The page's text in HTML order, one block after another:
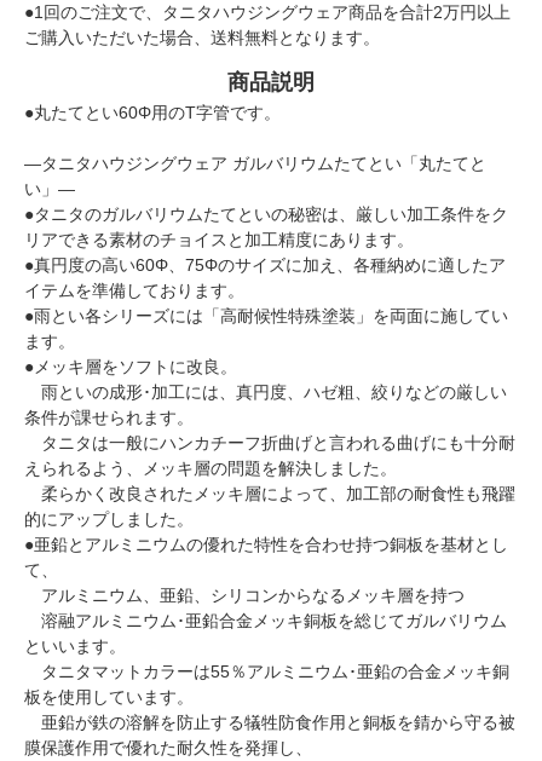
●1回のご注文で、タニタハウジングウェア商品を合計2万円以上
ご購入いただいた場合、送料無料となります。
商品説明
●丸たてとい60Φ用のT字管です。
―タニタハウジングウェア ガルバリウムたてとい「丸たてと
い」―
●タニタのガルバリウムたてといの秘密は、厳しい加工条件をク
リアできる素材のチョイスと加工精度にあります。
●真円度の高い60Φ、75Φのサイズに加え、各種納めに適したア
イテムを準備しております。
●雨とい各シリーズには「高耐候性特殊塗装」を両面に施してい
ます。
●メッキ層をソフトに改良。
雨といの成形･加工には、真円度、ハゼ粗、絞りなどの厳しい
条件が課せられます。
タニタは一般にハンカチーフ折曲げと言われる曲げにも十分耐
えられるよう、メッキ層の問題を解決しました。
柔らかく改良されたメッキ層によって、加工部の耐食性も飛躍
的にアップしました。
●亜鉛とアルミニウムの優れた特性を合わせ持つ銅板を基材とし
て、
アルミニウム、亜鉛、シリコンからなるメッキ層を持つ
溶融アルミニウム･亜鉛合金メッキ銅板を総じてガルバリウム
といいます。
タニタマットカラーは55％アルミニウム･亜鉛の合金メッキ銅
板を使用しています。
亜鉛が鉄の溶解を防止する犠牲防食作用と銅板を錆から守る被
膜保護作用で優れた耐久性を発揮し、